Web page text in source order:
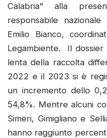
Calabria" alla
responsabile
Emilio Bianco,
Legambiente. Il dossier
lenta della raccolta
2022 e il 2023 si è
un incremento dello
54,8%. Mentre alcuni
Simeri, Gimigliano e
hanno raggiunto